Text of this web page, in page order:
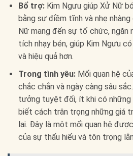
Bổ trợ:Kim Ngưu giúp Xử Nữ
bằng sự điềm tĩnh và nhẹ
Nữ mang đến sự tổ chức, ngăn
tích nhạy bén, giúp Kim Ngưu
và hiệu quả hơn.
Trong tình yêu:Mối quan hệ
chắc chắn và ngày càng sâu
tưởng tuyệt đối, ít khi có những
biết cách trân trọng những giá
lại. Đây là một mối quan hệ
của sự thấu hiểu và tôn trọng